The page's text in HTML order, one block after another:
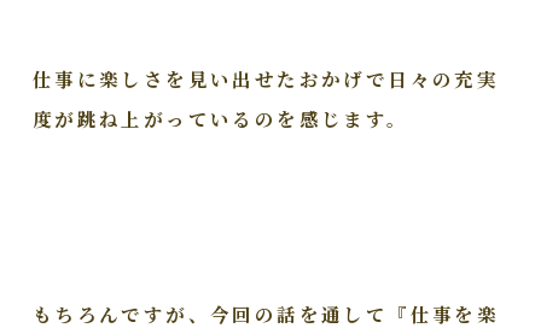
仕事に楽しさを見い出せたおかげで日々の充実
度が跳ね上がっているのを感じます。
もちろんですが、今回の話を通して『仕事を楽